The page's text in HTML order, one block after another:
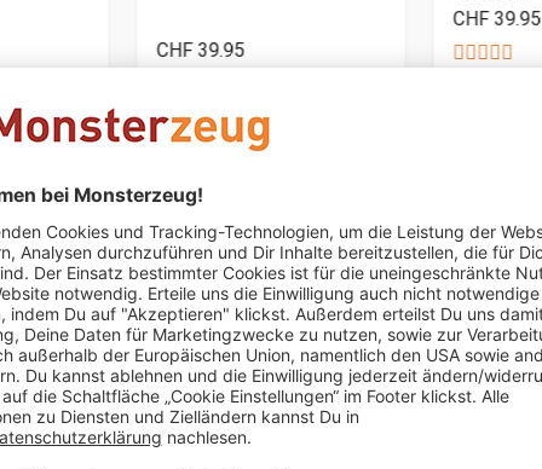
CHF 39.95
CHF 39.95
Angelikaschrieb am 12.07.2017 Verifizierter Kauf (Shop)
Supper
Ist sehr gut angekommen beim Beschenkten